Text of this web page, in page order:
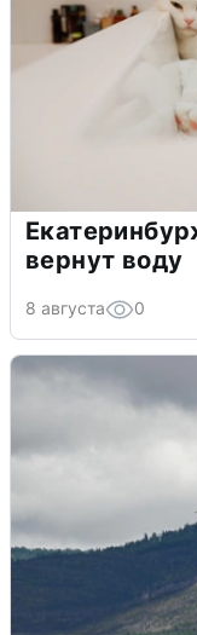
вернут воду
8 августа 0